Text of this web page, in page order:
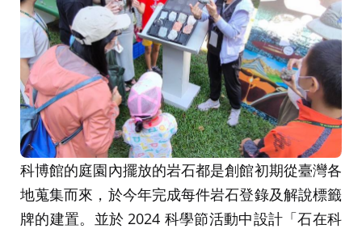
科博館的庭園內擺放的岩石都是創館初期從臺灣各
地蒐集而來，於今年完成每件岩石登錄及解說標籤
牌的建置。並於 2024 科學節活動中設計「石在科